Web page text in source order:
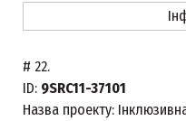
# 22.
ID: 9SRC11-37101
Назва проекту: